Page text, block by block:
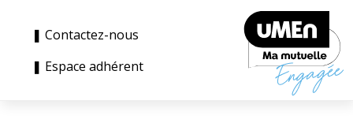
❚ Contactez-nous
❚ Espace adhérent